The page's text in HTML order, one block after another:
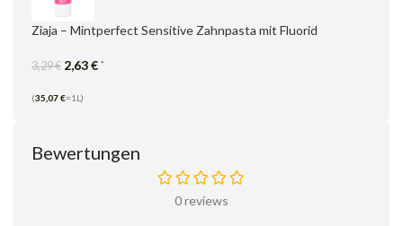
Ziaja – Mintperfect Sensitive Zahnpasta mit Fluorid
3,29€ 2,63€ *
(35,07€=1L)
Bewertungen
0 reviews